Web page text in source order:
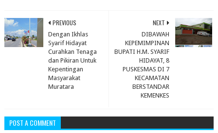
NEXT
DIBAWAH
KEPEMIMPINAN
BUPATI H.M. SYARIF
HIDAYAT, 8
PUSKESMAS DI 7
KECAMATAN
BERSTANDAR
KEMENKES
PREVIOUS
Dengan Ikhlas
Syarif Hidayat
Curahkan Tenaga
dan Pikiran Untuk
Kepentingan
Masyarakat
Muratara
POST A COMMENT